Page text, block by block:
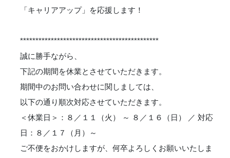
「キャリアアップ」を応援します！
*********************************************
誠に勝手ながら、
下記の期間を休業とさせていただきます。
期間中のお問い合わせに関しましては、
以下の通り順次対応させていただきます。
＜休業日＞：８／１１（火） ～ ８／１６（日） ／ 対応
日：８／１７（月）～
ご不便をおかけしますが、何卒よろしくお願いいたしま